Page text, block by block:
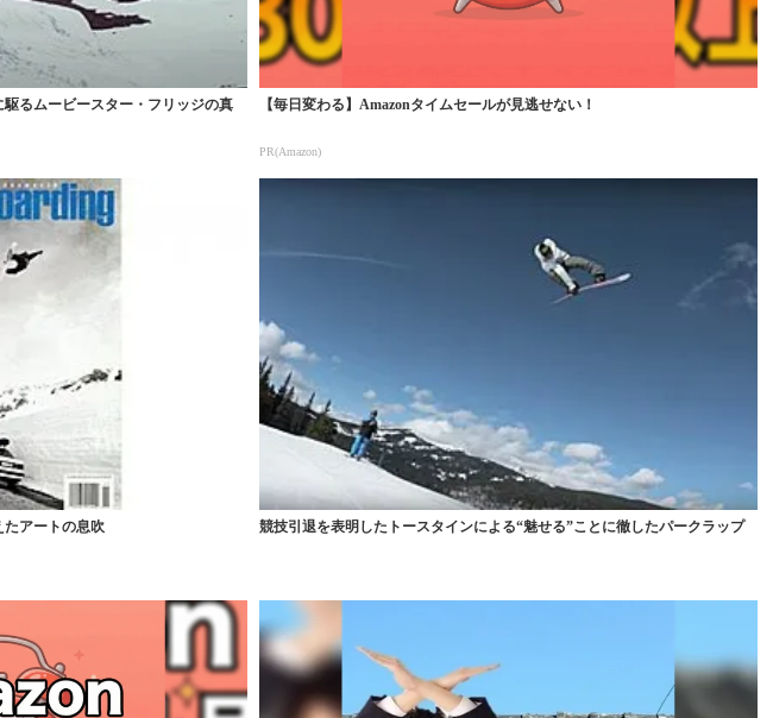
るムービースター・フリッジの真
【毎日変わる】Amazonタイムセールが見逃せない！
PR(Amazon)
たアートの息吹 競技引退を表明したトースタインによる“魅せる”ことに徹したパークラップ